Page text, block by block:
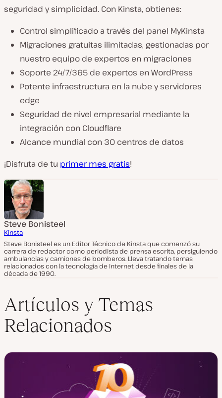
seguridad y simplicidad. Con Kinsta, obtienes:
Control simplificado a través del panel MyKinsta
Migraciones gratuitas ilimitadas, gestionadas por
nuestro equipo de expertos en migraciones
Soporte 24/7/365 de expertos en WordPress
Potente infraestructura en la nube y servidores
edge
Seguridad de nivel empresarial mediante la
integración con Cloudflare
Alcance mundial con 30 centros de datos
¡Disfruta de tu primer mes gratis!
Steve Bonisteel
Kinsta
Steve Bonisteel es un Editor Técnico de Kinsta que comenzó su
carrera de redactor como periodista de prensa escrita, persiguiendo
ambulancias y camiones de bomberos. Lleva tratando temas
relacionados con la tecnología de Internet desde finales de la
década de 1990.
Artículos y Temas
Relacionados